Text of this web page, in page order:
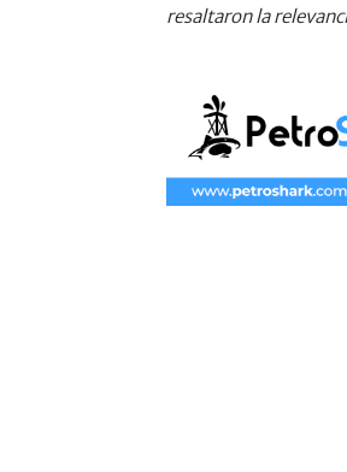
resaltaron la